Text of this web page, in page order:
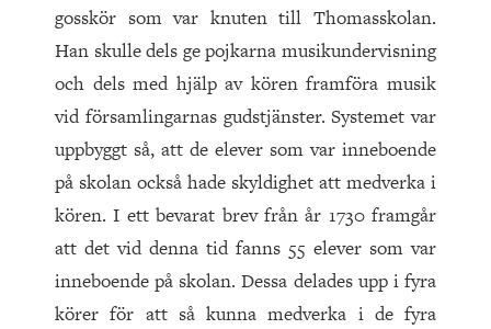
gosskör som var knuten till Thomasskolan.
Han skulle dels ge pojkarna musikundervisning
och dels med hjälp av kören framföra musik
vid församlingarnas gudstjänster. Systemet var
uppbyggt så, att de elever som var inneboende
på skolan också hade skyldighet att medverka i
kören. I ett bevarat brev från år 1730 framgår
att det vid denna tid fanns 55 elever som var
inneboende på skolan. Dessa delades upp i fyra
körer för att så kunna medverka i de fyra